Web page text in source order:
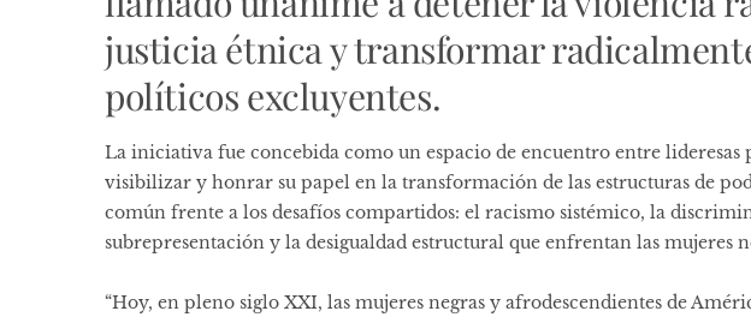
justicia étnica y transformar
políticos excluyentes.
La iniciativa fue concebida como un espacio de encuentro entre lideresas
visibilizar y honrar su papel en la transformación de las estructuras de
común frente a los desafíos compartidos: el racismo sistémico, la
subrepresentación y la desigualdad estructural que enfrentan las mujeres
“Hoy, en pleno siglo XXI, las mujeres negras y afrodescendientes de